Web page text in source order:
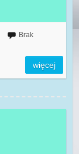
Brak
więcej